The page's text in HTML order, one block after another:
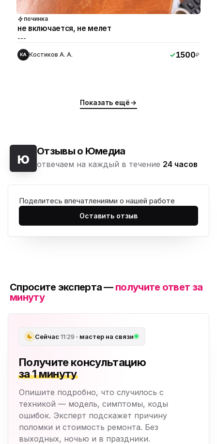
починка
не включается, не мелет
---
КА Костиков А. А. 1500₽
Показать ещё
ю Отзывы о Юмедиа
отвечаем на каждый в течение 24 часов
Поделитесь впечатлениями о нашей работе
Оставить отзыв
Спросите эксперта — получите ответ за
минуту
Сейчас11:29 · мастер на связи
Получите консультацию
за 1 минуту
Опишите подробно, что случилось с
техникой — модель, симптомы, коды
ошибок. Эксперт подскажет причину
поломки и стоимость ремонта. Без
выходных, ночью и в праздники.